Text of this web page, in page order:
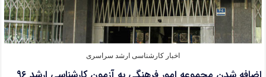
اخبار کارشناسی ارشد سراسری